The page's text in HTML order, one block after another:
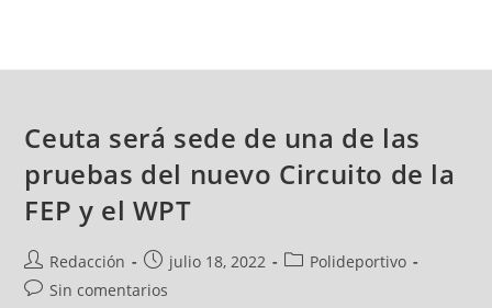
Ceuta será sede de una de las
pruebas del nuevo Circuito de la
FEP y el WPT
Redacción julio 18, 2022
Polideportivo
Sin comentarios